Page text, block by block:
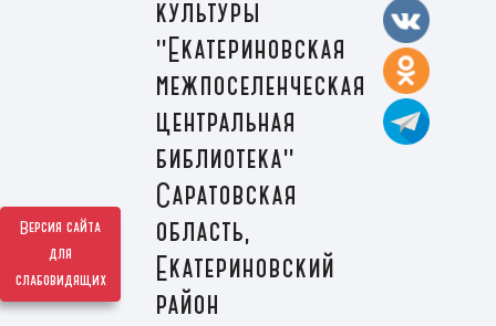
Версия сайта
для
слабовидящих
культуры
"Екатериновская
межпоселенческая
центральная
библиотека"
Саратовская
область,
Екатериновский
район